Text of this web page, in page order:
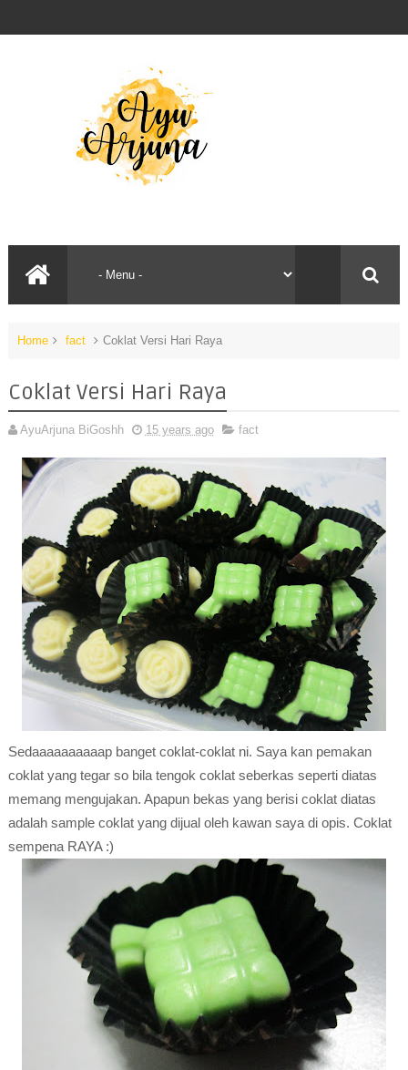
Home fact Coklat Versi Hari Raya
Coklat Versi Hari Raya
AyuArjuna BiGoshh 15 years ago fact
Sedaaaaaaaaaap banget coklat-coklat ni. Saya kan pemakan
coklat yang tegar so bila tengok coklat seberkas seperti diatas
memang mengujakan. Apapun bekas yang berisi coklat diatas
adalah sample coklat yang dijual oleh kawan saya di opis. Coklat
sempena RAYA :)